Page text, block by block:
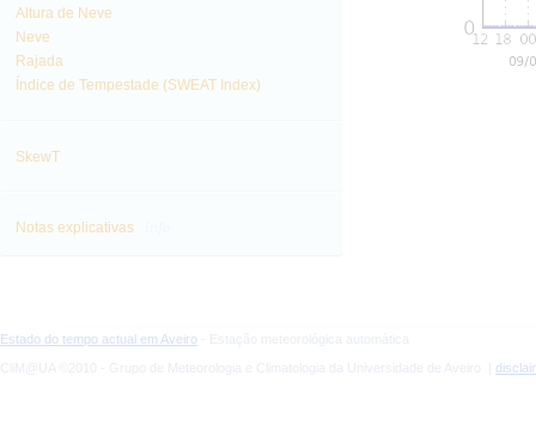
Altura de Neve
Neve
Rajada
Índice de Tempestade (SWEAT Index)
SkewT
Notas explicativas
Estado do tempo actual em Aveiro - Estação meteorológica automática
CliM@UA ©2010 - Grupo de Meteorologia e Climatologia da Universidade de Aveiro |